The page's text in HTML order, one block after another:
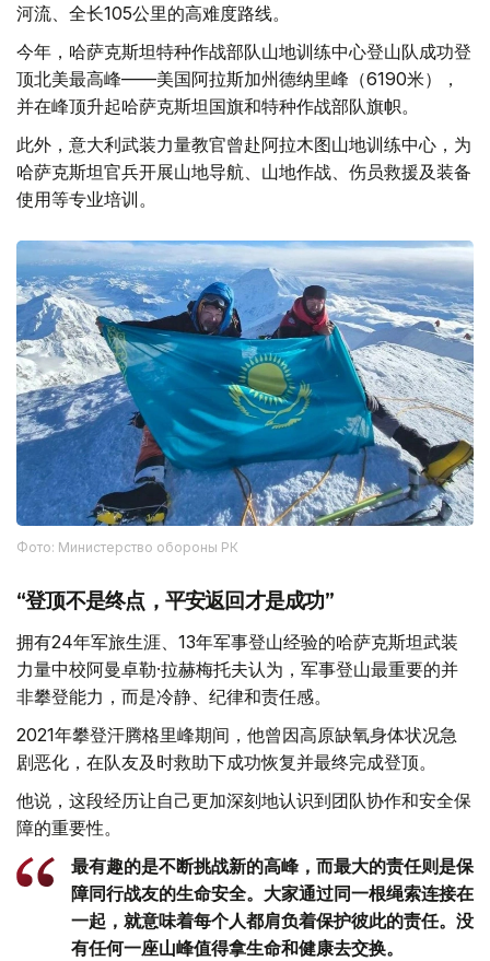
河流、全长105公里的高难度路线。
今年，哈萨克斯坦特种作战部队山地训练中心登山队成功登
顶北美最高峰——美国阿拉斯加州德纳里峰（6190米），
并在峰顶升起哈萨克斯坦国旗和特种作战部队旗帜。
此外，意大利武装力量教官曾赴阿拉木图山地训练中心，为
哈萨克斯坦官兵开展山地导航、山地作战、伤员救援及装备
使用等专业培训。
Фото: Министерство обороны РК
“登顶不是终点，平安返回才是成功”
拥有24年军旅生涯、13年军事登山经验的哈萨克斯坦武装
力量中校阿曼卓勒·拉赫梅托夫认为，军事登山最重要的并
非攀登能力，而是冷静、纪律和责任感。
2021年攀登汗腾格里峰期间，他曾因高原缺氧身体状况急
剧恶化，在队友及时救助下成功恢复并最终完成登顶。
他说，这段经历让自己更加深刻地认识到团队协作和安全保
障的重要性。
最有趣的是不断挑战新的高峰，而最大的责任则是保
障同行战友的生命安全。大家通过同一根绳索连接在
一起，就意味着每个人都肩负着保护彼此的责任。没
有任何一座山峰值得拿生命和健康去交换。